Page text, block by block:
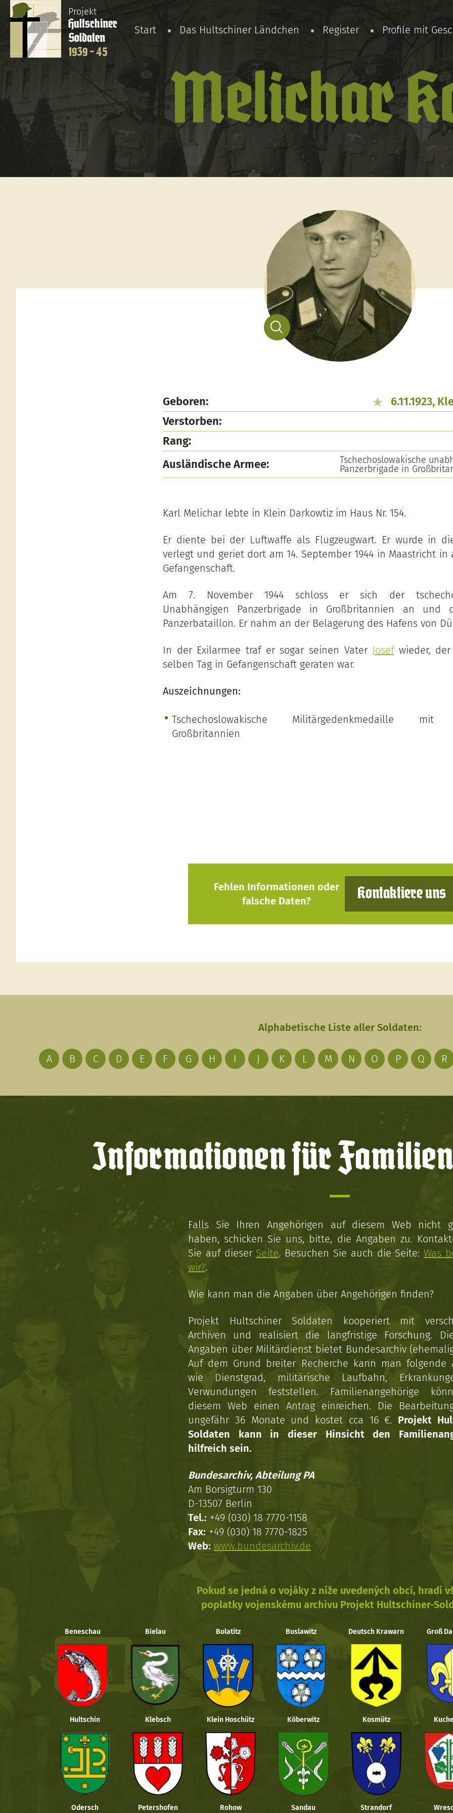
Projekt
Hultschiner
Soldaten
1939 - 45
Start Das Hultschiner Ländchen Register Profile mit
Melichar
Geboren:
6.11.1923,
Verstorben:
Rang:
Ausländische Armee:
Tschechoslowakische
Panzerbrigade in
Karl Melichar lebte in Klein Darkowtiz im Haus Nr. 154.
Er diente bei der Luftwaffe als Flugzeugwart. Er wurde in
verlegt und geriet dort am 14. September 1944 in Maastricht in
Gefangenschaft.
Am 7. November 1944 schloss er sich der
Unabhängigen Panzerbrigade in Großbritannien an
Panzerbataillon. Er nahm an der Belagerung des Hafens von
In der Exilarmee traf er sogar seinen Vater Josefwieder, der
selben Tag in Gefangenschaft geraten war.
Auszeichnungen:
Tschechoslowakische Militärgedenkmedaille mit
Großbritannien
Fehlen Informationen oder
falsche Daten?
Kontaktiere uns
Alphabetische Liste aller Soldaten:
A B C D E F G H I J K L M N O P Q R
Informationen für
Falls Sie Ihren Angehörigen auf diesem Web nicht
haben, schicken Sie uns, bitte, die Angaben zu.
Sie auf dieser Seite. Besuchen Sie auch die Seite:Was
wir?.
Wie kann man die Angaben über Angehörigen finden?
Projekt Hultschiner Soldaten kooperiert mit
Archiven und realisiert die langfristige Forschung.
Angaben über Militärdienst bietet Bundesarchiv
Auf dem Grund breiter Recherche kann man folgende
wie Dienstgrad, militärische Laufbahn,
Verwundungen feststellen. Familienangehörige
diesem Web einen Antrag einreichen. Die
ungefähr 36 Monate und kostet cca 16 €. Projekt
Soldaten kann in dieser Hinsicht den
hilfreich sein.
Bundesarchiv, Abteilung PA
Am Borsigturm 130
D-13507 Berlin
Tel.: +49 (030) 18 7770-1158
Fax: +49 (030) 18 7770-1825
Web: www.bundesarchiv.de
Pokud se jedná o vojáky z níže uvedených obcí, hradí
poplatky vojenskému archivu Projekt Hultschiner-
Beneschau Bielau Bolatitz Buslawitz Deutsch Krawarn Groß
Hultschin Klebsch Klein Hoschütz Köberwitz Kosmütz
Odersch Petershofen Rohow Sandau Strandorf